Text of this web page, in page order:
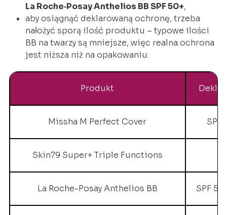
La Roche‑Posay Anthelios BB SPF 50+,
aby osiągnąć deklarowaną ochronę, trzeba
nałożyć sporą ilość produktu – typowe ilości
BB na twarzy są mniejsze, więc realna ochrona
jest niższa niż na opakowaniu.
Produkt
Missha M Perfect Cover SPF
Skin79 Super+ Triple Functions
La Roche-Posay Anthelios BB SPF